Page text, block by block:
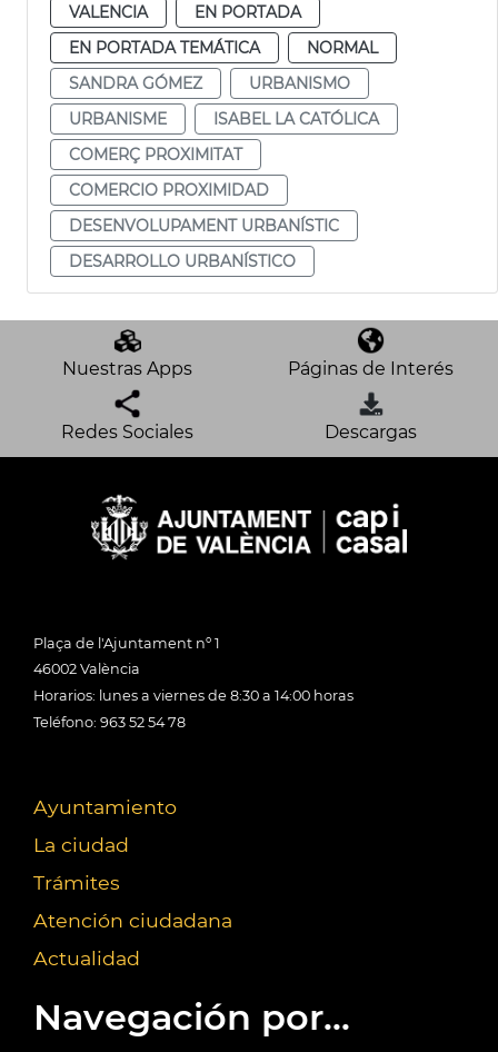
VALENCIA
EN PORTADA
EN PORTADA TEMÁTICA
NORMAL
SANDRA GÓMEZ
URBANISMO
URBANISME
ISABEL LA CATÓLICA
COMERÇ PROXIMITAT
COMERCIO PROXIMIDAD
DESENVOLUPAMENT URBANÍSTIC
DESARROLLO URBANÍSTICO
Nuestras Apps Páginas de Interés
Redes Sociales Descargas
Plaça de l'Ajuntament nº 1
46002 València
Horarios: lunes a viernes de 8:30 a 14:00 horas
Teléfono: 963 52 54 78
Ayuntamiento
La ciudad
Trámites
Atención ciudadana
Actualidad
Navegación por...